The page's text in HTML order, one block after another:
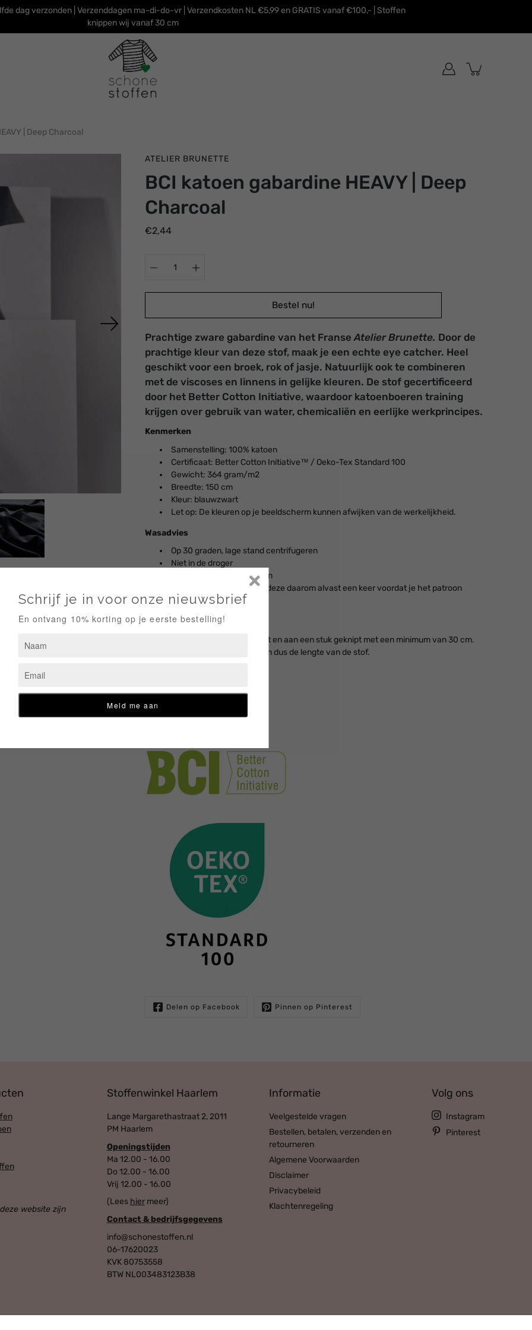
dag verzonden | Verzenddagen ma-di-do-vr | Verzendkosten NL €5,99 en GRATIS vanaf €100,- | Stoffen
knippen wij vanaf 30 cm
| Deep Charcoal
ATELIER BRUNETTE
BCI katoen gabardine HEAVY | Deep
Charcoal
€2,44
Bestel nu!
mail
mij
dit
product
weer
beschikbaar
is:
Afhaling is
beschikbaar
bijAtelier &
Shop
Meestal klaar
binnen 24 uur
bekijken
Prachtige zware gabardine van het FranseAtelier Brunette. Door de
prachtige kleur van deze stof, maak je een echte eye catcher. Heel
geschikt voor een broek, rok of jasje. Natuurlijk ook te combineren
met de viscoses en linnens in gelijke kleuren. De stof gecertificeerd
door het Better Cotton Initiative, waardoor katoenboeren training
krijgen over gebruik van water, chemicaliën en eerlijke werkprincipes.
Kenmerken
Samenstelling: 100% katoen
Certificaat: Better Cotton Initiative™ / Oeko-Tex Standard 100
Gewicht: 364 gram/m2
Breedte: 150 cm
Kleur: blauwzwart
Let op: De kleuren op je beeldscherm kunnen afwijken van de werkelijkheid.
Wasadvies
Op 30 graden, lage stand centrifugeren
Niet in de droger
Wassen met gelijke kleuren
De stof kan krimpen, was deze daarom alvast een keer voordat je het patroon
uitknipt
Bestellen
De stof wordt per 10 cm verkocht en aan een stuk geknipt met een minimum van 30 cm.
Het aantal stuks dat je bestelt zijn dus de lengte van de stof.
50 cm = 5 stuks
Delen op Facebook Pinnen op Pinterest
website zijn
Stoffenwinkel Haarlem
Lange Margarethastraat 2, 2011
PM Haarlem
Openingstijden
Ma 12.00 - 16.00
Do 12.00 - 16.00
Vrij 12.00 - 16.00
(Lees hiermeer)
Contact & bedrijfsgegevens
info@schonestoffen.nl
06-17620023
KVK 80753558
BTW NL003483123B38
Informatie
Veelgestelde vragen
Bestellen, betalen, verzenden en
retourneren
Algemene Voorwaarden
Disclaimer
Privacybeleid
Klachtenregeling
Volg ons
Instagram
Pinterest